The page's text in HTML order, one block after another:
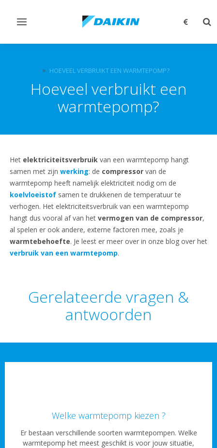
Navigatie
HOEVEEL VERBRUIKT EEN WARMTEPOMP?
Hoeveel verbruikt een
warmtepomp?
Het elektriciteitsverbruik van een warmtepomp hangt
samen met zijn werking: de compressor van de
warmtepomp heeft namelijk elektriciteit nodig om de
koelvloeistof samen te drukkenen de temperatuur te
verhogen. Het elektriciteitsverbruik van een warmtepomp
hangt dus vooral af van het vermogen van de compressor,
al spelen er ook andere, externe factoren mee, zoals je
warmtebehoefte. Je leest er meer over in onze blog over het
verbruik van een warmtepomp.
Gerelateerde vragen &
antwoorden
Welke warmtepomp kiezen ?
Er bestaan verschillende soorten warmtepompen. Welke
warmtepomp het meest geschikt is voor jouw situatie,